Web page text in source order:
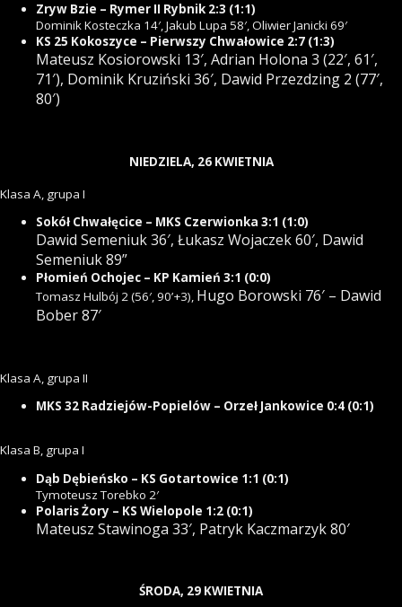
Zryw Bzie – Rymer II Rybnik 2:3 (1:1)
Dominik Kosteczka 14′, Jakub Lupa 58′, Oliwier Janicki 69′
KS 25 Kokoszyce – Pierwszy Chwałowice 2:7 (1:3)
Mateusz Kosiorowski 13′, Adrian Holona 3 (22′, 61′,
71′), Dominik Kruziński 36′, Dawid Przezdzing 2 (77′,
80′)
NIEDZIELA, 26 KWIETNIA
Klasa A, grupa I
Sokół Chwałęcice – MKS Czerwionka 3:1 (1:0)
Dawid Semeniuk 36′, Łukasz Wojaczek 60′, Dawid
Semeniuk 89”
Płomień Ochojec – KP Kamień 3:1 (0:0)
Tomasz Hulbój 2 (56′, 90’+3), Hugo Borowski 76′ – Dawid
Bober 87′
Klasa A, grupa II
MKS 32 Radziejów-Popielów – Orzeł Jankowice 0:4 (0:1)
Klasa B, grupa I
Dąb Dębieńsko – KS Gotartowice 1:1 (0:1)
Tymoteusz Torebko 2′
Polaris Żory – KS Wielopole 1:2 (0:1)
Mateusz Stawinoga 33′, Patryk Kaczmarzyk 80′
ŚRODA, 29 KWIETNIA